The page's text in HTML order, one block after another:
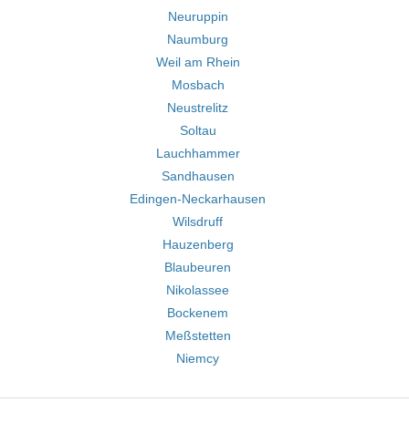
Neuruppin
Naumburg
Weil am Rhein
Mosbach
Neustrelitz
Soltau
Lauchhammer
Sandhausen
Edingen-Neckarhausen
Wilsdruff
Hauzenberg
Blaubeuren
Nikolassee
Bockenem
Meßstetten
Niemcy